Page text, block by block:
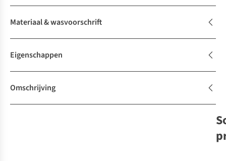
Materiaal & wasvoorschrift
Eigenschappen
Omschrijving